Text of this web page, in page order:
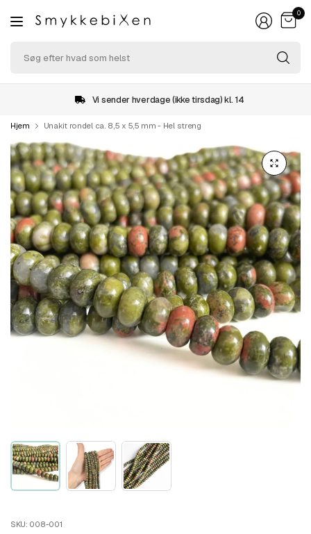
0
Vi sender hverdage (ikke tirsdag) kl. 14
Hjem Unakit rondel ca. 8,5 x 5,5 mm - Hel streng
SKU: 008-001